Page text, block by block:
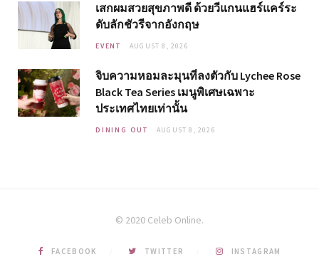
เสกผมสวยสุขภาพดี ด้วยวีแกนแฮร์แคร์ระ
ดับลักชัวรีจากอังกฤษ
EVENT AUGUST 8, 2026
จิบความหอมละมุนที่ลงตัวกับ Lychee Rose
Black Tea Series เมนูพิเศษเฉพาะ
ประเทศไทยเท่านั้น
DINING OUT AUGUST 8, 2026
© 2020 Celeb Online.
FACEBOOK TWITTER INSTAGRAM